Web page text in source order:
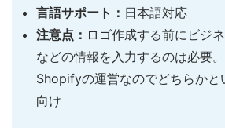
言語サポート： 日本語対応
注意点： ロゴ作成する前にビジ
などの情報を入力するのは必要。
Shopifyの運営なのでどちらかと
向け